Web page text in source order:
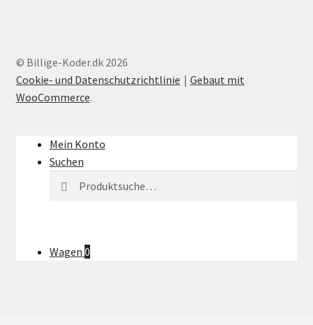
© Billige-Koder.dk 2026
Cookie- und Datenschutzrichtlinie
Gebaut mit
WooCommerce.
Mein Konto
Suchen
nach:
Wagen 0